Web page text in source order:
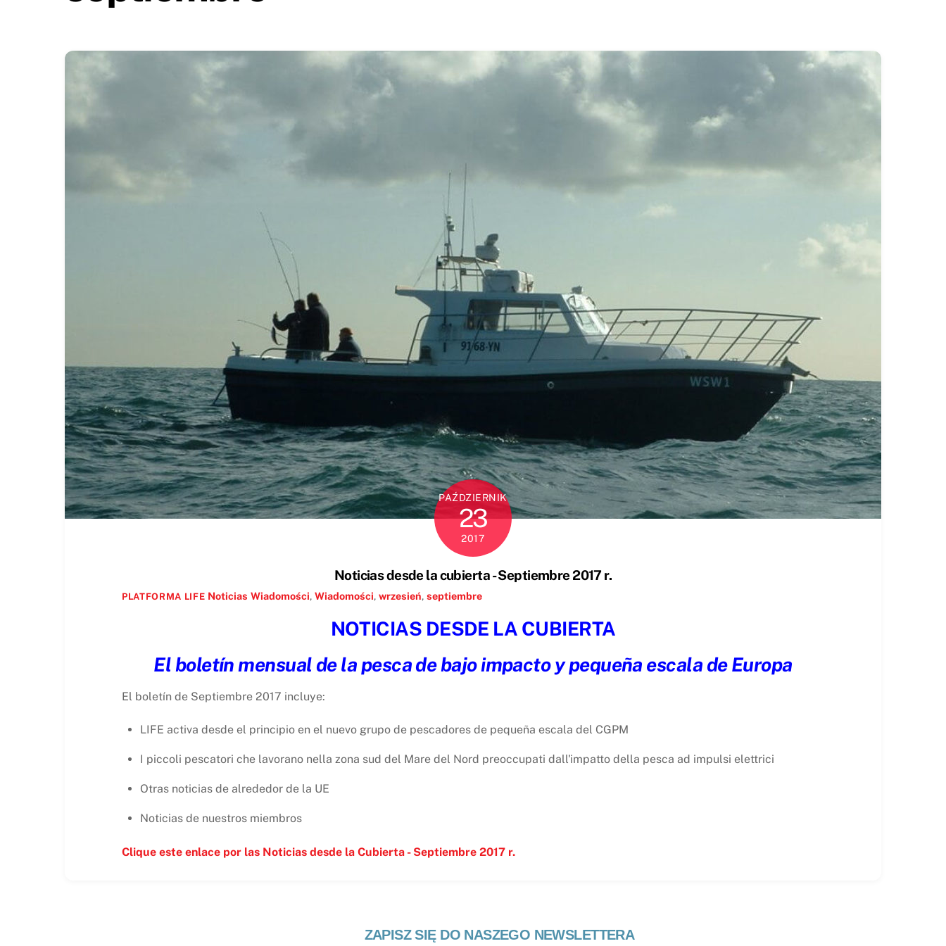
PAŹDZIERNIK
23
2017
Noticias desde la cubierta - Septiembre 2017 r.
PLATFORMA LIFE Noticias Wiadomości,Wiadomości,wrzesień,septiembre
NOTICIAS DESDE LA CUBIERTA
El boletín mensual de la pesca de bajo impacto y pequeña escala de Europa
El boletín de Septiembre 2017 incluye:
LIFE activa desde el principio en el nuevo grupo de pescadores de pequeña escala del CGPM
I piccoli pescatori che lavorano nella zona sud del Mare del Nord preoccupati dall'impatto della pesca ad impulsi elettrici
Otras noticias de alrededor de la UE
Noticias de nuestros miembros
Clique esteenlace por las Noticias desde la Cubierta - Septiembre 2017 r.
ZAPISZ SIĘ DO NASZEGO NEWSLETTERA